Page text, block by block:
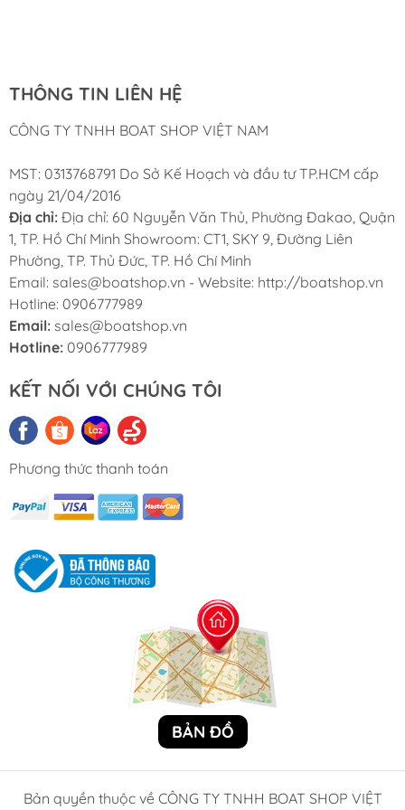
Hiệu quả, Đáng tin cậy:
kỹ lưỡng, đảm bảo độ bền và hiệu quả phản xạ sóng
radar:
Mã sản phẩm: SF10710-3– Giúp bạn dễ dàng
nhận diện và đặt hàng đúng sản phẩm.
Chất liệu: Nhôm – Nhôm là vật liệu lý tưởng cho
phản xạ radar vì nó có khả năng phản xạ sóng
radar tốt, đồng thời có trọng lượng nhẹ và khả
biển mặn.
Kích thước: 340mm x 340mm x 470mm
kích thước tổng thể của thiết bị. Kích thước lớn hơn
thường mang lại hiệu quả phản xạ sóng radar tốt
hơn, giúp bạn được phát hiện từ khoảng cách xa
hơn.
góc (corner reflector) hoặc ống (tube), bao gồm
nhiều tấm phẳng được sắp xếp ở góc vuông với
nhau. Thiết kế này tối đa hóa khả năng phản xạ
sóng radar từ nhiều hướng.
Thiết bị cần được lắp đặt ở vị trí cao nhất
có thể trên tàu (ví dụ: trên đỉnh cột buồm hoặc trên
nóc cabin) để đảm bảo không bị che khuất và có
tầm phản xạ xa nhất.
nguyên bản, chưa qua sử dụng, đảm bảo chất
THÔNG TIN LIÊN HỆ
CÔNG TY TNHH BOAT SHOP VIỆT NAM
MST: 0313768791 Do Sở Kế Hoạch và đầu tư TP.HCM cấp
ngày 21/04/2016
Địa chỉ: Địa chỉ: 60 Nguyễn Văn Thủ, Phường Đakao, Quận
1, TP. Hồ Chí Minh Showroom: CT1, SKY 9, Đường Liên
Phường, TP. Thủ Đức, TP. Hồ Chí Minh
Email: sales@boatshop.vn - Website: http://boatshop.vn
Hotline: 0906777989
Email: sales@boatshop.vn
Hotline: 0906777989
KẾT NỐI VỚI CHÚNG TÔI
Phương thức thanh toán
BẢN ĐỒ
Bản quyền thuộc về CÔNG TY TNHH BOAT SHOP VIỆT